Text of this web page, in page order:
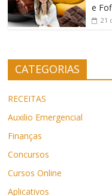
e
21
CATEGORIAS
RECEITAS
Auxilio Emergencial
Finanças
Concursos
Cursos Online
Aplicativos